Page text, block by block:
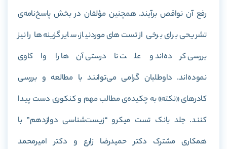
رفع آن نواقص برآیند. همچنین مؤلفان در بخش پاسخ‌نامه‌ی
تشریحی برای برخی از تست‌های موردنیاز، سایر گزینه‌ها را نیز
بررسی کرده‌اند و علت نادرستی آن‌ها را واکاوی
نموده‌اند. داوطلبان گرامی می‌توانند با مطالعه و بررسی
کادرهای «نکته» به چکیده‌ی مطالب مهم و کنکوری دست پیدا
کنند. جلد بانک تست میکرو “زیست‌شناسی دوازدهم” با
همکاری مشترک دکتر حمیدرضا زارع و دکتر امیرمحمد